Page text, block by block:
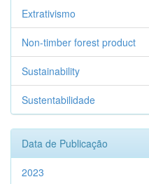
Extrativismo
Non-timber forest product
Sustainability
Sustentabilidade
Data de Publicação
2023